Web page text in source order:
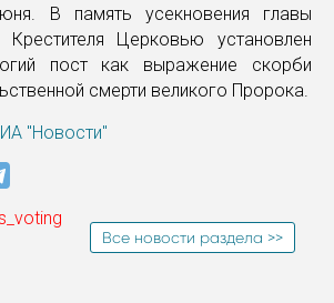
В память усекновения главы
Крестителя Церковью установлен
пост как выражение скорби
смерти великого Пророка.
"Новости"
Все новости раздела >>